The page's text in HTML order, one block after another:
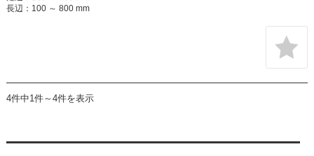
長辺：100 ～ 800 mm
4件中1件～4件を表示